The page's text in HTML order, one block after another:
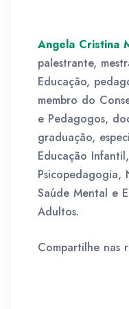
Angela Cristina
palestrante,
Educação,
membro do
e Pedagogos,
graduação,
Educação
Psicopedagogia,
Saúde Mental e
Adultos.
Compartilhe nas